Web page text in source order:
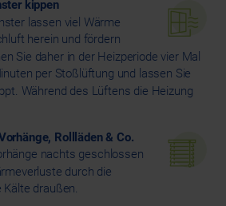
kippen
lassen viel Wärme
herein und fördern
Sie daher in der Heizperiode vier Mal
per Stoßlüftung und lassen Sie
Während des Lüftens die Heizung
Rollläden & Co.
nachts geschlossen
durch die
draußen.